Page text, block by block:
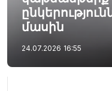
մասին
24.07.2026 16:55